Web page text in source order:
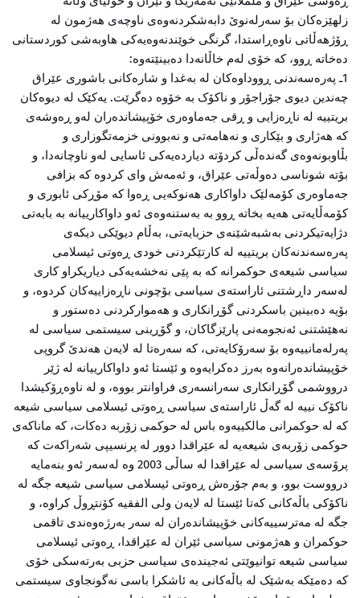
زلهێزەکان بۆ سەرلەنوێ دابەشکردنەوەی ناوچەی هەژمون لە
ڕۆژهەڵاتی ناوەڕاستدا، گرنگی خوێندنەوەیەکی هاوبەشی کوردستانی
دەخاتە ڕوو، کە خۆی لەم خاڵانەدا دەبینێتەوە:
1ـ پەرەسەندنی ڕووداوەکان لە بەغدا و شارەکانی باشوری عێراق
چەندین دیوی جۆراجۆر و ناکۆک بە خۆوە دەگرێت. یەکێک لە دیوەکان
بریتییە لە ناڕەزایی و ڕقی جەماوەری خۆپیشاندەران لەو ڕەوشەی
کە هەژاری و بێکاری و نەهامەتی و نەبوونی خزمەتگوزاری و
بڵاوبونەوەی گەندەڵی کردۆتە دیاردەیەکی ئاسایی لەو ناوچانەدا، و
بۆتە شوناسی دەوڵەتی عێراق، و ئەمەش وای کردوە کە بزافی
جەماوەری کۆمەلێک داواکاری هەنوکەیی ڕەوا کە مۆڕکی ئابوری و
کۆمەڵایەتی هەیە بخاتە ڕوو بە بەستنەوەی ئەو داواکارییانە بە بابەتی
دژایەتیکردنی بەشبەشێنەی حزبایەتی، بەڵام دیوێکی دیکەی
پەرەسەندنەکان بریتییە لە کارتێکردنی خودی ڕەوتی ئیسلامی
سیاسی شیعەی حوکمرانە کە بە پێی نەخشەیەکی دیاریکراو کاری
لەسەر داڕشتنی ئاراستەی سیاسی بۆچونی ناڕەزاییەکان کردوە، و
بۆیە دەبینین باسکردنی گۆڕانکاری و هەموارکردنی دەستور و
نەهێشتنی ئەنجومەنی پارێزگاکان، و گۆڕینی سیستمی سیاسی لە
پەرلەمانییەوە بۆ سەرۆکایەتی، کە سەرەتا لە لایەن هەندێ گروپی
خۆپیشاندەرانەوە بەرز دەکرایەوە و ئێستا ئەو داواکارییانە لە ژێر
درووشمی گۆڕانکاری سەرانسەری فراوانتر بووە، و لە ناوەڕۆکیشدا
ناکۆک نییە لە گەڵ ئاراستەی سیاسی ڕەوتی ئیسلامی سیاسی شیعە
کە لە حوکمرانی مالکییەوە باس لە حوکمی زۆربە دەکات، کە ماناکەی
حوکمی زۆربەی شیعەیە لە عێراقدا دوور لە پرنسیپی شەراکەت کە
پرۆسەی سیاسی لە عێراقدا لە ساڵی 2003 وە لەسەر ئەو بنەمایە
درووست بوو، و بەم جۆرەش ڕەوتی ئیسلامی سیاسی شیعە جگە لە
ناکۆکی باڵەکانی کەتا ئێستا لە لایەن ولی الفقیە کۆنتڕوڵ کراوە، و
جگە لە مەترسییەکانی خۆپیشاندەران لە سەر بەرژەوەندی تاقمی
حوکمران و هەژمونی سیاسی ئێران لە عێراقدا، ڕەوتی ئیسلامی
سیاسی شیعە توانیوێتی ئەجیندەی سیاسی حزبی بەرتەسکی خۆی
کە دەمێکە بەشێک لە باڵەکانی بە ئاشکرا باسی نەگونجاوی سیستمی